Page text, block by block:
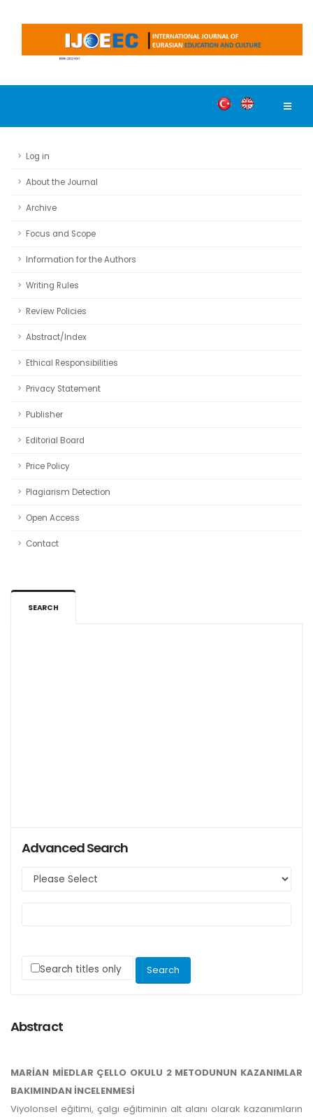
Log in
About the Journal
Archive
Focus and Scope
Information for the Authors
Writing Rules
Review Policies
Abstract/Index
Ethical Responsibilities
Privacy Statement
Publisher
Editorial Board
Price Policy
Plagiarism Detection
Open Access
Contact
SEARCH
Advanced Search
Search titles only
Abstract
MARİAN MİEDLAR ÇELLO OKULU 2 METODUNUN KAZANIMLAR
BAKIMINDAN İNCELENMESİ
Viyolonsel eğitimi, çalgı eğitiminin alt alanı olarak kazanımların